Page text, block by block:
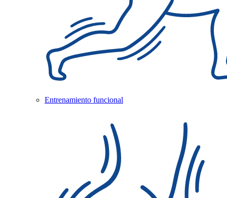
Entrenamiento funcional